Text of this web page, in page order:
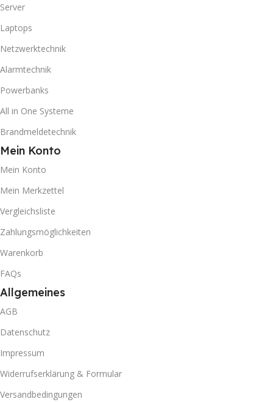
Server
Laptops
Netzwerktechnik
Alarmtechnik
Powerbanks
All in One Systeme
Brandmeldetechnik
Mein Konto
Mein Konto
Mein Merkzettel
Vergleichsliste
Zahlungsmöglichkeiten
Warenkorb
FAQs
Allgemeines
AGB
Datenschutz
Impressum
Widerrufserklärung & Formular
Versandbedingungen